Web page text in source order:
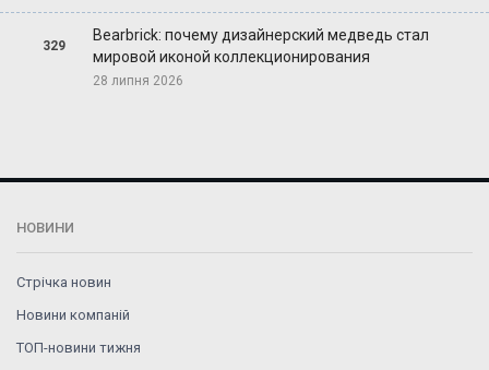
329
Bearbrick: почему дизайнерский медведь стал
мировой иконой коллекционирования
28 липня 2026
НОВИНИ
Стрічка новин
Новини компаній
ТОП-новини тижня